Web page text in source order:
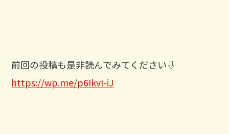
⁡前回の投稿も是非読んでみてください⇩
https://wp.me/p6IkvI-iJ